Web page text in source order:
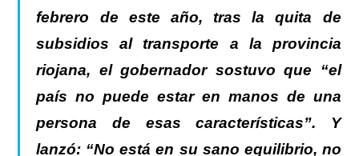
febrero de este año, tras la quita de
subsidios al transporte a la provincia
riojana, el gobernador sostuvo que “el
país no puede estar en manos de una
persona de esas características”. Y
lanzó: “No está en su sano equilibrio, no